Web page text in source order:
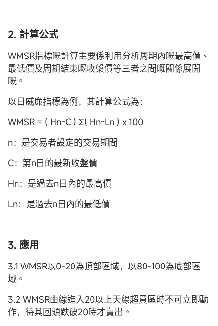
2. 計算公式
WMSR指標嘅計算主要係利用分析周期內嘅最高價、
最低價及周期結束嘅收槃價等三者之間嘅關係展開
嘅。
以日威廉指標為例，其計算公式為：
WMSR = ( Hn-C ) Σ( Hn-Ln ) x 100
n：是交易者設定的交易期間
C：第n日的最新收盤價
Hn：是過去n日內的最高價
Ln：是過去n日內的最低價
3. 應用
3.1 WMSR以0-20為頂部區域，以80-100為底部區
域。
3.2 WMSR曲線進入20以上天線超買區時不可立即動
作，待其回頭跌破20時才賣出。